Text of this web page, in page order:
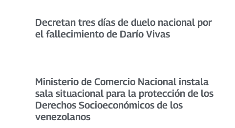
Decretan tres días de duelo nacional por
el fallecimiento de Darío Vivas
Ministerio de Comercio Nacional instala
sala situacional para la protección de los
Derechos Socioeconómicos de los
venezolanos